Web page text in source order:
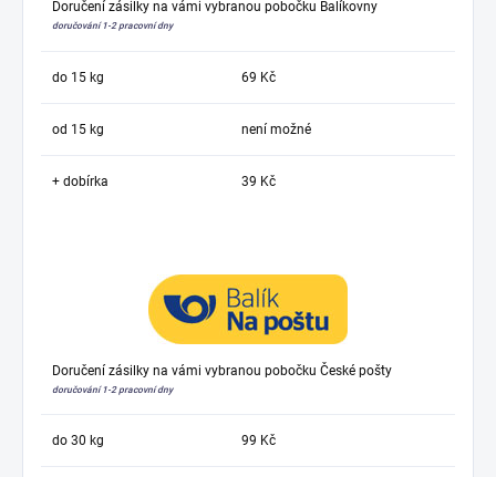
Doručení zásilky na vámi vybranou pobočku Balíkovny
doručování 1-2 pracovní dny
do 15 kg 69 Kč
od 15 kg není možné
+ dobírka 39 Kč
Doručení zásilky na vámi vybranou pobočku České pošty
doručování 1-2 pracovní dny
do 30 kg 99 Kč